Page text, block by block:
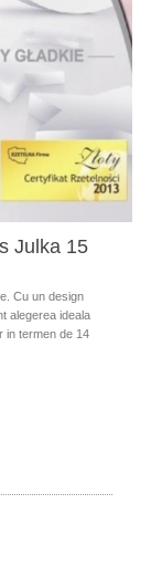
Julka 15
Cu un design
alegerea ideala
in termen de 14